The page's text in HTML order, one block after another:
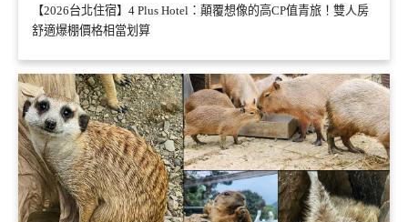
【2026台北住宿】4 Plus Hotel：顛覆想像的高CP值青旅！雙人房
舒適爆棚價格相當划算